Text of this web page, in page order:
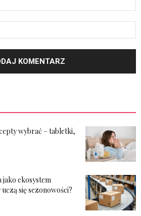
wybrać – tabletki,
ekosystem
się sezonowości?